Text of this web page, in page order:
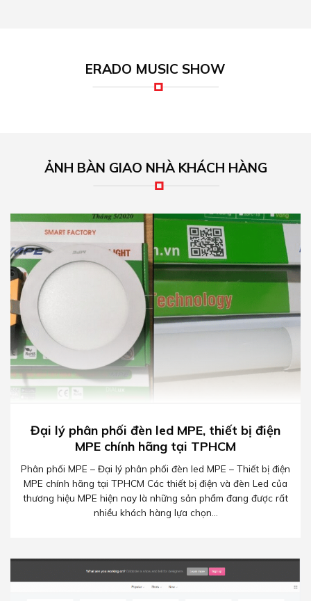
ERADO MUSIC SHOW
ẢNH BÀN GIAO NHÀ KHÁCH HÀNG
Đại lý phân phối đèn led MPE, thiết bị điện
MPE chính hãng tại TPHCM
Phân phối MPE – Đại lý phân phối đèn led MPE – Thiết bị điện
MPE chính hãng tại TPHCM Các thiết bị điện và đèn Led của
thương hiệu MPE hiện nay là những sản phẩm đang được rất
nhiều khách hàng lựa chọn...